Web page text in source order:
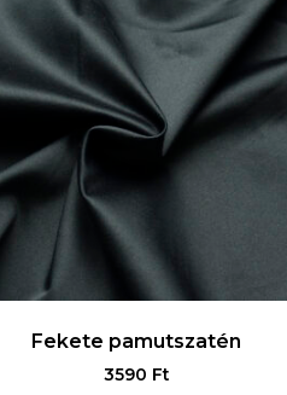
Fekete pamutszatén
3590 Ft